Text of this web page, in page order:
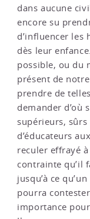
dans aucune
encore su
d’influencer les
dès leur
possible, ou du
présent de
prendre de
demander d’où
supérieurs,
d’éducateurs
reculer effrayé
contrainte qu’il
jusqu’à ce
pourra
importance